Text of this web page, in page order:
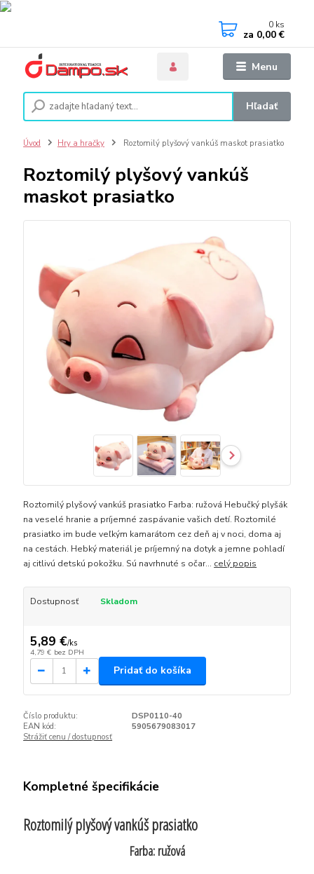
Menu
Hľadať
0 ks
za 0,00 €
Úvod Hry a hračky Roztomilý plyšový vankúš maskot prasiatko
Roztomilý plyšový vankúš
maskot prasiatko
Roztomilý plyšový vankúš prasiatko Farba: ružová Hebučký plyšák
na veselé hranie a príjemné zaspávanie vašich detí. Roztomilé
prasiatko im bude veľkým kamarátom cez deň aj v noci, doma aj
na cestách. Hebký materiál je príjemný na dotyk a jemne pohladí
aj citlivú detskú pokožku. Sú navrhnuté s očar... celý popis
Dostupnosť Skladom
5,89 €/ks
4,79 € bez DPH
Pridať do košíka
Číslo produktu:
DSP0110-40
EAN kód:
5905679083017
Strážiť cenu / dostupnosť
Kompletné špecifikácie
Roztomilý plyšový vankúš prasiatko
Farba: ružová